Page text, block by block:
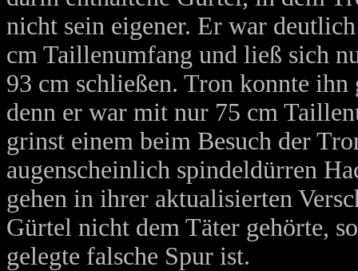
nicht sein eigener. Er war
cm Taillenumfang und ließ sich
93 cm schließen. Tron konnte
denn er war mit nur 75 cm
grinst einem beim Besuch der
augenscheinlich spindeldürren
gehen in ihrer aktualisierten
Gürtel nicht dem Täter gehörte,
gelegte falsche Spur ist.